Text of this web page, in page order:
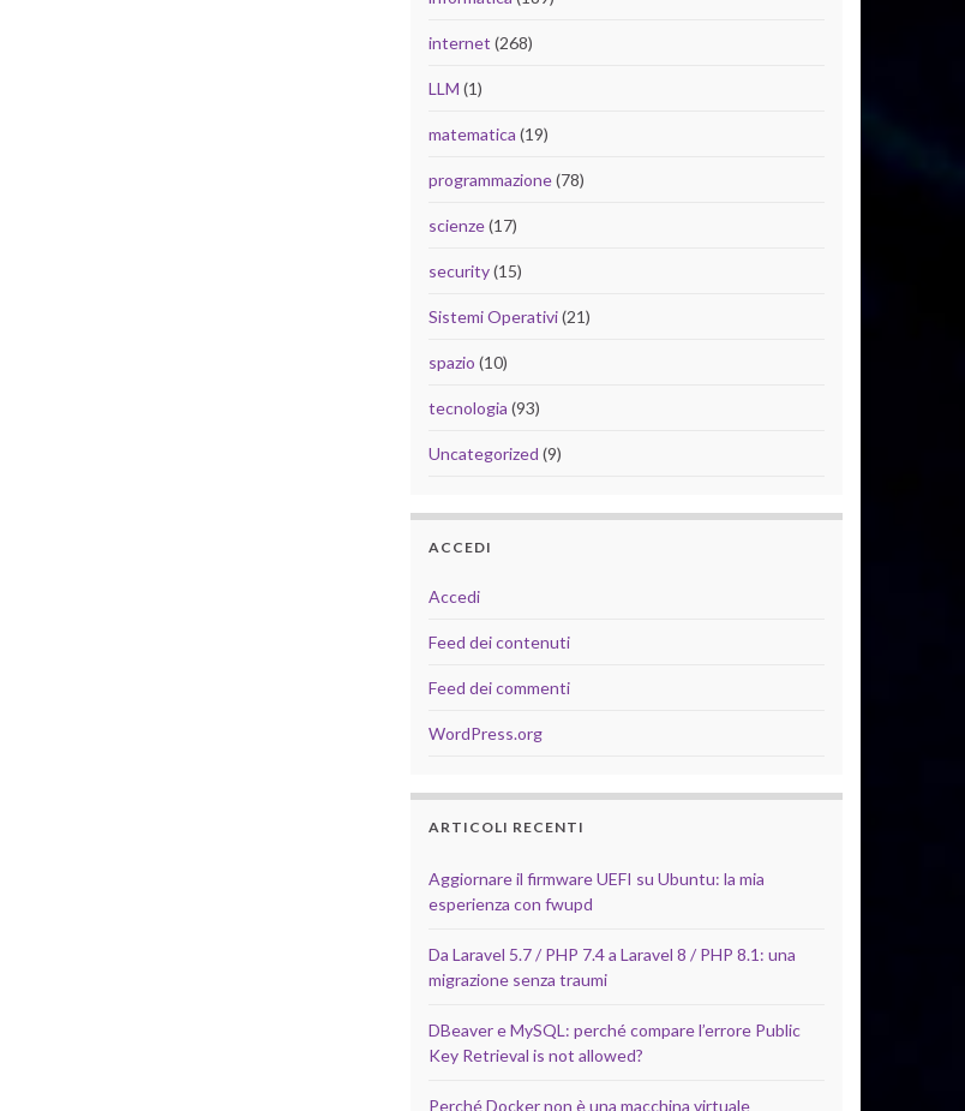
internet (268)
LLM (1)
matematica (19)
programmazione(78)
scienze(17)
security(15)
Sistemi Operativi(21)
spazio (10)
tecnologia (93)
Uncategorized (9)
ACCEDI
Accedi
Feed dei contenuti
Feed dei commenti
WordPress.org
ARTICOLI RECENTI
Aggiornare il firmware UEFI su Ubuntu: la mia
esperienza con fwupd
Da Laravel 5.7 / PHP 7.4 a Laravel 8 / PHP 8.1: una
migrazione senza traumi
DBeaver e MySQL: perché compare l’errore Public
Key Retrieval is not allowed?
Perché Docker non è una macchina virtuale